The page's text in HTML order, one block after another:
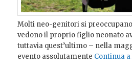
Molti neo-genitori si
vedono il proprio figlio neonato
tuttavia quest’ultimo – nella
evento assolutamente Continua